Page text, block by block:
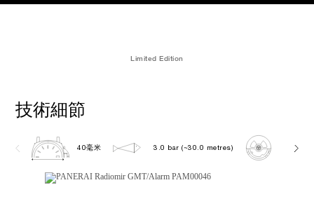
Limited Edition
技術細節
40毫米 3.0 bar (~30.0 metres) GP 59